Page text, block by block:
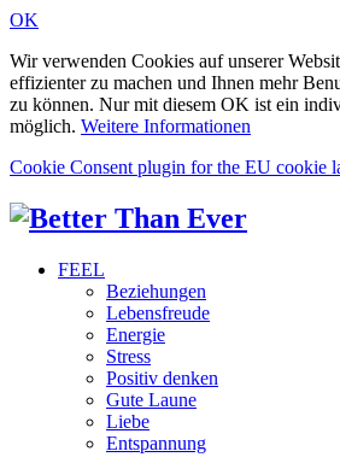
OK
Wir verwenden Cookies auf unserer
effizienter zu machen und Ihnen mehr
zu können. Nur mit diesem OK ist ein
möglich. Weitere Informationen
Cookie Consent plugin for the EU cookie
FEEL
Beziehungen
Lebensfreude
Energie
Stress
Positiv denken
Gute Laune
Liebe
Entspannung